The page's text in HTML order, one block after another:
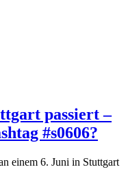
passiert –
#s0606?
einem 6. Juni in Stuttgart